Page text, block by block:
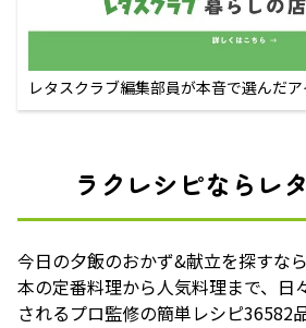
レタスクラブ編集部員が本音で選んだア
ラクレシピならレ
今日の夕飯のおかず&献立を探すな
本の定番料理から人気料理まで、日
されるプロ監修の簡単レシピ36582